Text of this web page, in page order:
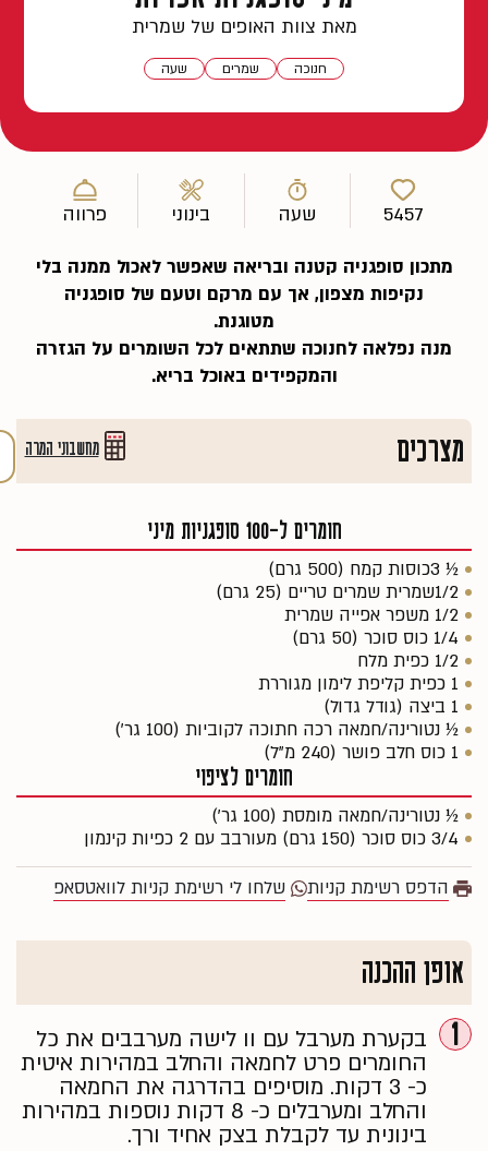
מאת צוות האופים של שמרית
חנוכה שמרים שעה
5457 שעה בינוני פרווה
מתכון סופגניה קטנה ובריאה שאפשר לאכול ממנה בלי
נקיפות מצפון, אך עם מרקם וטעם של סופגניה
מטוגנת.
מנה נפלאה לחנוכה שתתאים לכל השומרים על הגזרה
והמקפידים באוכל בריא.
מצרכים מחשבוני המרה
חומרים ל-100 סופגניות מיני
½ 3כוסות קמח (500 גרם)
1/2שמרית שמרים טריים (25 גרם)
1/2 משפר אפייה שמרית
1/4 כוס סוכר (50 גרם)
1/2 כפית מלח
1 כפית קליפת לימון מגוררת
1 ביצה (גודל גדול)
½ נטורינה/חמאה רכה חתוכה לקוביות (100 גר')
1 כוס חלב פושר (240 מ"ל)
חומרים לציפוי
½ נטורינה/חמאה מומסת (100 גר')
3/4 כוס סוכר (150 גרם) מעורבב עם 2 כפיות קינמון
הדפס רשימת קניות שלחו לי רשימת קניות לוואטסאפ
אופן ההכנה
1
בקערת מערבל עם וו לישה מערבבים את כל
החומרים פרט לחמאה והחלב במהירות איטית
כ- 3 דקות. מוסיפים בהדרגה את החמאה
והחלב ומערבלים כ- 8 דקות נוספות במהירות
בינונית עד לקבלת בצק אחיד ורך.